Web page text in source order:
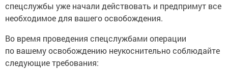
спецслужбы уже начали действовать и предпримут все
необходимое для вашего освобождения.
Во время проведения спецслужбами операции
по вашему освобождению неукоснительно соблюдайте
следующие требования: